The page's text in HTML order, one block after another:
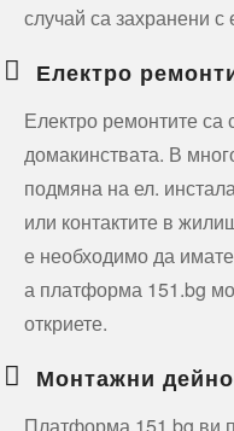
случай са захранени с
Електро
Електро ремонтите са
домакинствата. В
подмяна на ел.
или контактите в
е необходимо да
а платформа 151.bg
откриете.
Монтажни